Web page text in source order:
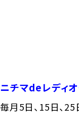
ニチマdeレディオ
毎月5日、15日、